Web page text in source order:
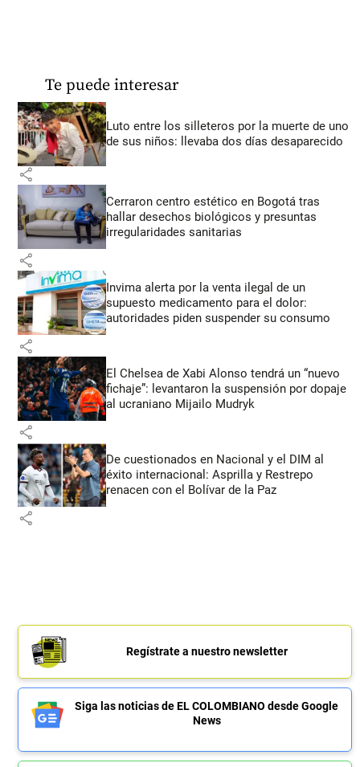
Te puede interesar
Luto entre los silleteros por la muerte de uno
de sus niños: llevaba dos días desaparecido
share
Cerraron centro estético en Bogotá tras
hallar desechos biológicos y presuntas
irregularidades sanitarias
share
Invima alerta por la venta ilegal de un
supuesto medicamento para el dolor:
autoridades piden suspender su consumo
share
El Chelsea de Xabi Alonso tendrá un “nuevo
fichaje”: levantaron la suspensión por dopaje
al ucraniano Mijailo Mudryk
share
De cuestionados en Nacional y el DIM al
éxito internacional: Asprilla y Restrepo
renacen con el Bolívar de la Paz
share
Regístrate a nuestro newsletter
Siga las noticias de EL COLOMBIANO desde Google
News